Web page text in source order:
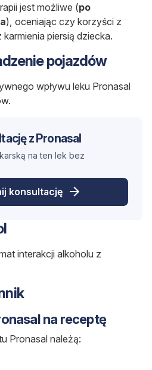
jest możliwe (po
), oceniając czy korzyści z
piersią dziecka.
pojazdów
wpływu leku Pronasal
z Pronasal
na ten lek bez
konsultację
interakcji alkoholu z
na receptę
Pronasal należą: